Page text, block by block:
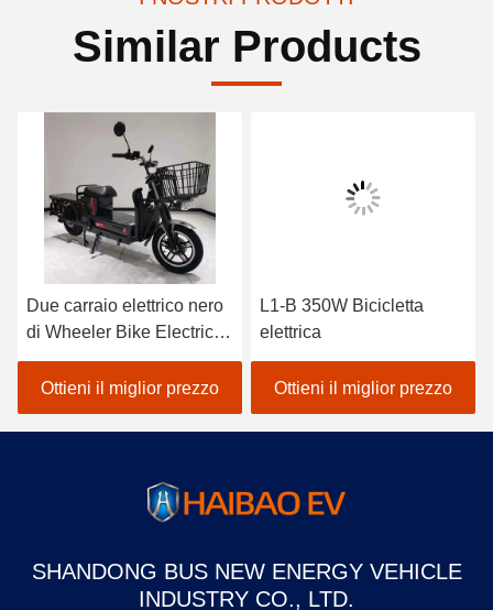
Similar Products
Due carraio elettrico nero
di Wheeler Bike Electric 2
Wheeler Electric Scooter
Ottieni il miglior prezzo
L1-B 350W Bicicletta
elettrica
Ottieni il miglior prezzo
SHANDONG BUS NEW ENERGY VEHICLE
INDUSTRY CO., LTD.